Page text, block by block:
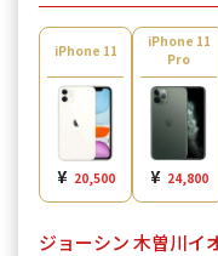
iPhone 11
¥ 20,500
iPhone 11
Pro
¥ 24,800
ジョーシン 木曽川イ